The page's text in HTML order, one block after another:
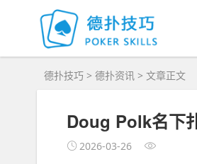
德扑技巧 > 德扑资讯 > 文章正文
Doug Polk名下
2026-03-26